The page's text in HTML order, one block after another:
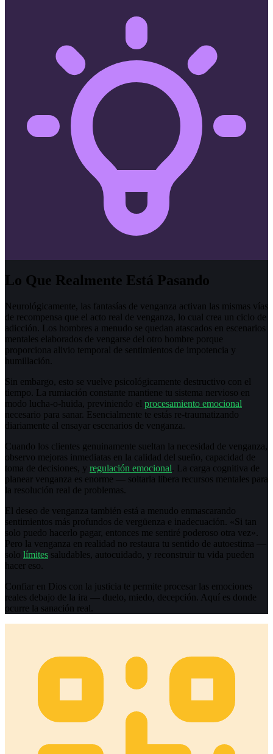
Lo Que Realmente Está Pasando
Neurológicamente, las fantasías de venganza activan las mismas vías
de recompensa que el acto real de venganza, lo cual crea un ciclo de
adicción. Los hombres a menudo se quedan atascados en escenarios
mentales elaborados de vengarse del otro hombre porque
proporciona alivio temporal de sentimientos de impotencia y
humillación.
Sin embargo, esto se vuelve psicológicamente destructivo con el
tiempo. La rumiación constante mantiene tu sistema nervioso en
modo lucha-o-huida, previniendo el procesamiento emocional
necesario para sanar. Esencialmente te estás re-traumatizando
diariamente al ensayar escenarios de venganza.
Cuando los clientes genuinamente sueltan la necesidad de venganza,
observo mejoras inmediatas en la calidad del sueño, capacidad de
toma de decisiones, y regulación emocional . La carga cognitiva de
planear venganza es enorme — soltarla libera recursos mentales para
la resolución real de problemas.
El deseo de venganza también está a menudo enmascarando
sentimientos más profundos de vergüenza e inadecuación. «Si tan
solo puedo hacerlo pagar, entonces me sentiré poderoso otra vez».
Pero la venganza en realidad no restaura tu sentido de autoestima —
solo límites saludables, autocuidado, y reconstruir tu vida pueden
hacer eso.
Confiar en Dios con la justicia te permite procesar las emociones
reales debajo de la ira — duelo, miedo, decepción. Aquí es donde
ocurre la sanación real.